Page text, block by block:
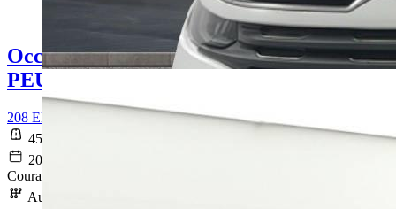
Occasion
PEUGEOT 208
208 Electrique 50 kWh 136ch Active
45 337 km
2020-12-30
Courant électrique
Automatique